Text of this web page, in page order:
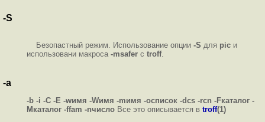
-S
Безопастный режим. Использование опции -S для pic и
использовани макроса -msafer с troff.
-a
-b -i -C -E -wимя -Wимя -mимя -oсписок -dcs -rcn -Fкаталог -
Mкаталог -ffam -nчисло Все это описывается в troff(1)